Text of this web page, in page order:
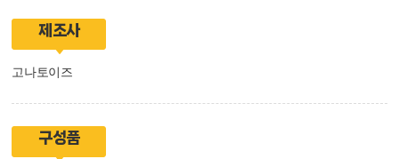
제조사
고나토이즈
구성품